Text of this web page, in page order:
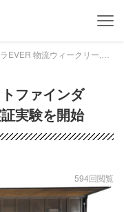
ファインダ
実験を開始
594回閲覧